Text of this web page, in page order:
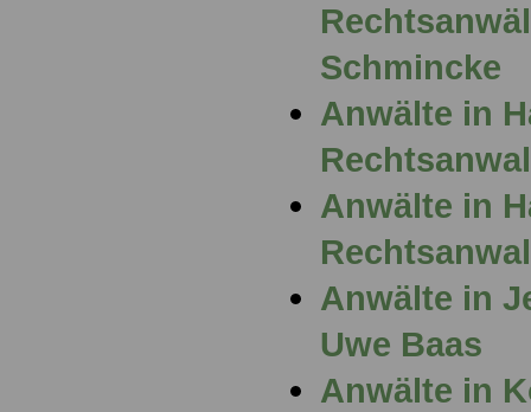
Schmincke
Anwälte in
Anwälte in
Anwälte in
Uwe Baas
Anwälte in